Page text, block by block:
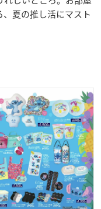
夏の推し活にマスト